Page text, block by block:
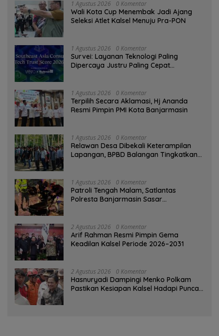
1 Agustus 2026 0 Komentar
Wali Kota Cup Menembak Jadi Ajang
Seleksi Atlet Kalsel Menuju Pra-PON
1 Agustus 2026 0 Komentar
Survei: Layanan Teknologi Paling
Dipercaya Justru Paling Cepat
1 Agustus 2026 0 Komentar
‎Terpilih Secara Aklamasi, Hj Ananda
Resmi Pimpin PMI Kota Banjarmasin
1 Agustus 2026 0 Komentar
Relawan Desa Dibekali Keterampilan
Lapangan, BPBD Balangan Tingkatkan
1 Agustus 2026 0 Komentar
Patroli Tengah Malam, Satlantas
Polresta Banjarmasin Sasar
2 Agustus 2026 0 Komentar
Arif Rahman Resmi Pimpin Gema
Keadilan Kalsel Periode 2026–2031
2 Agustus 2026 0 Komentar
Hasnuryadi Dampingi Menko Polkam
Pastikan Kesiapan Kalsel Hadapi Puncak